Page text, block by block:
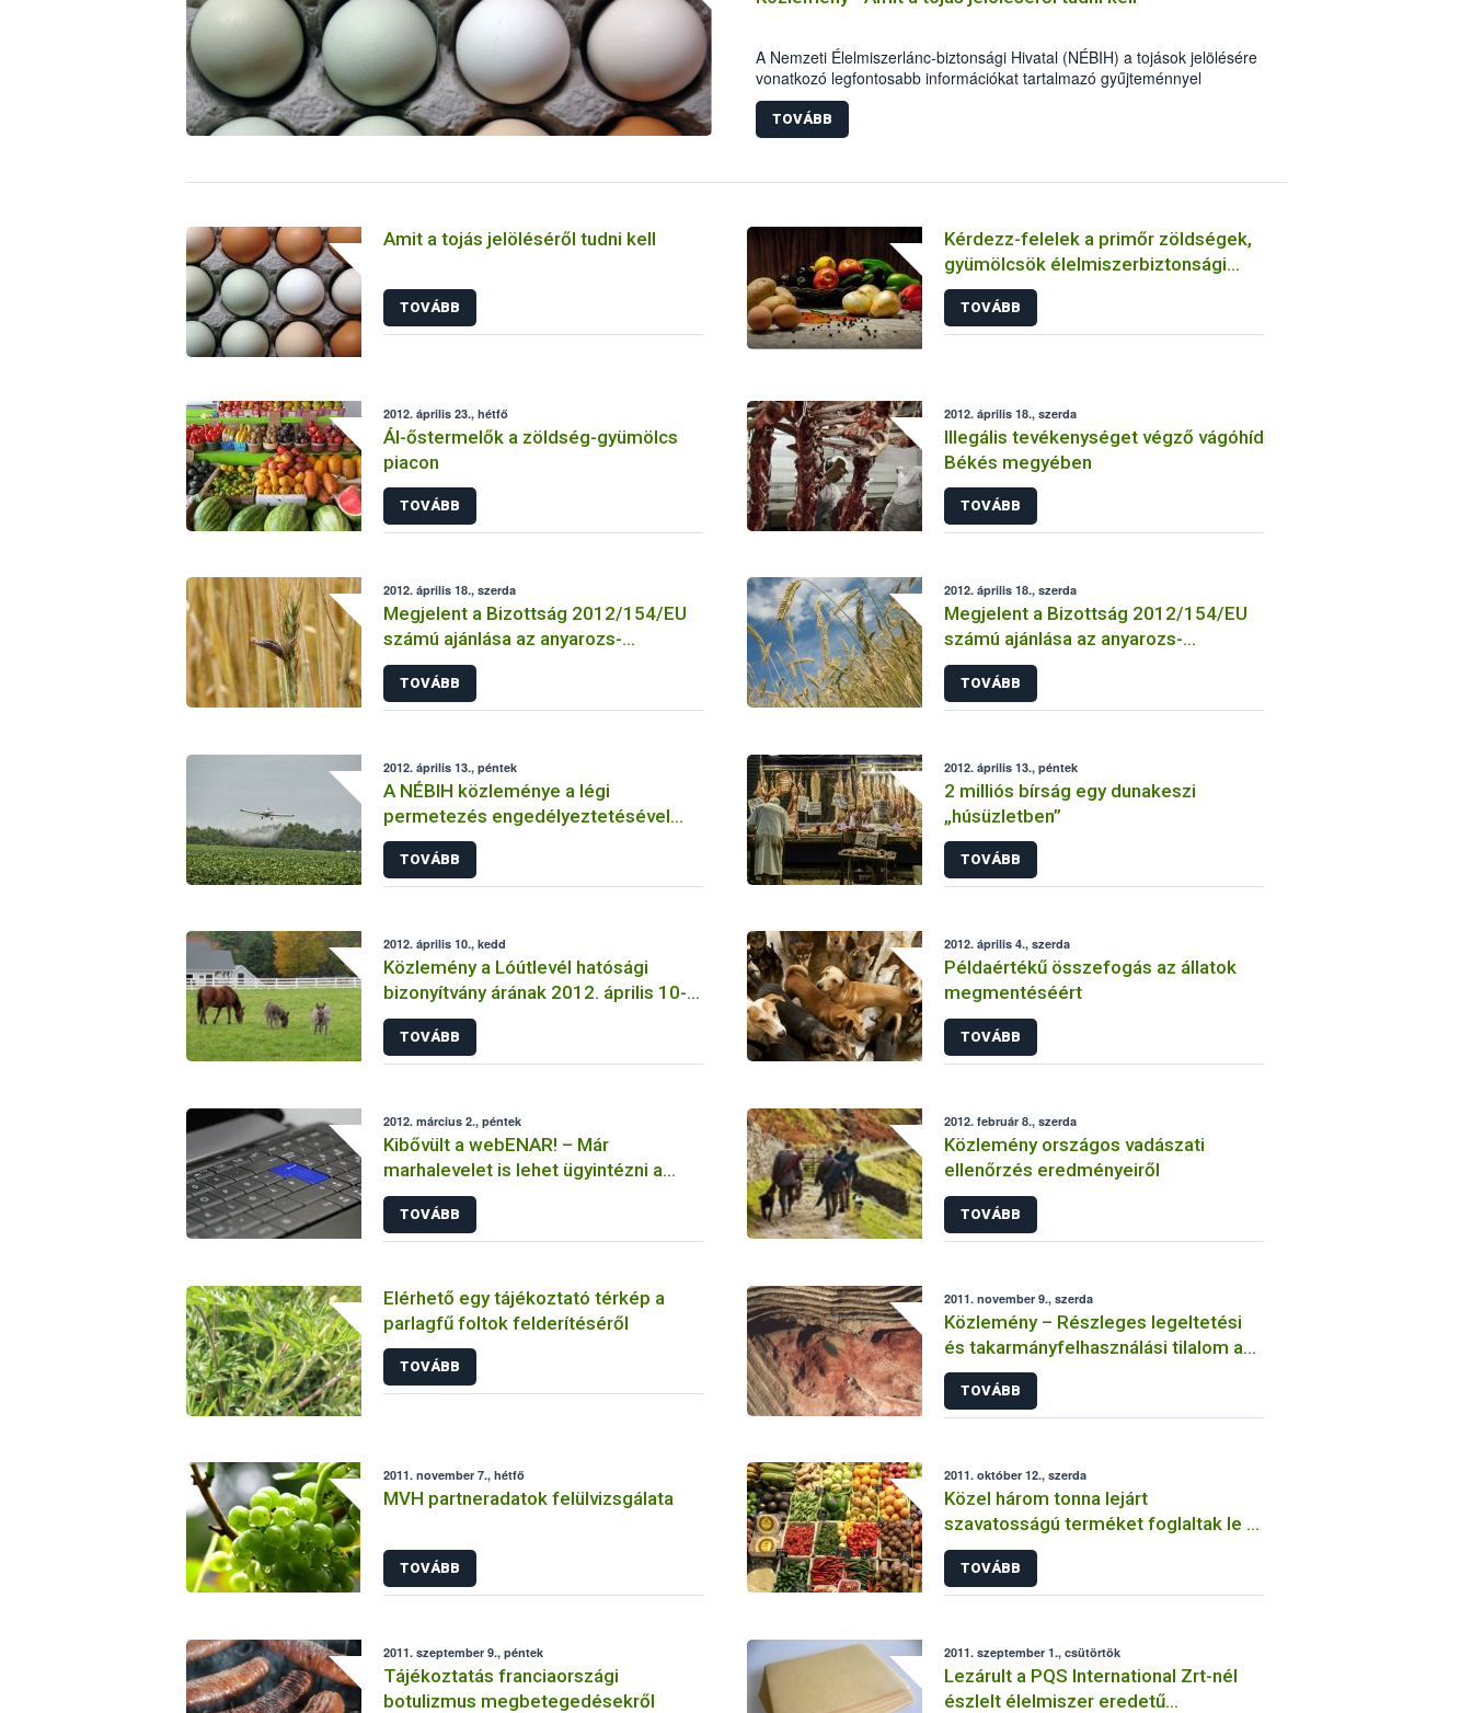
A Nemzeti Élelmiszerlánc-biztonsági Hivatal (NÉBIH) a tojások jelölésére
vonatkozó legfontosabb információkat tartalmazó gyűjteménnyel
bővítette tájékoztató kiadványainak sorát.
TOVÁBB
Amit a tojás jelöléséről tudni kell
TOVÁBB
Kérdezz-felelek a primőr zöldségek,
gyümölcsök élelmiszerbiztonsági
vonatkozásairól
TOVÁBB
2012. április 23., hétfő
Ál-őstermelők a zöldség-gyümölcs
piacon
TOVÁBB
2012. április 18., szerda
Illegális tevékenységet végző vágóhíd
Békés megyében
TOVÁBB
2012. április 18., szerda
Megjelent a Bizottság 2012/154/EU
számú ajánlása az anyarozs-
alkaloidokról
TOVÁBB
2012. április 18., szerda
Megjelent a Bizottság 2012/154/EU
számú ajánlása az anyarozs-
alkaloidokról
TOVÁBB
2012. április 13., péntek
A NÉBIH közleménye a légi
permetezés engedélyeztetésével
kapcsolatos átmeneti időszakról
TOVÁBB
2012. április 13., péntek
2 milliós bírság egy dunakeszi
„húsüzletben”
TOVÁBB
2012. április 10., kedd
Közlemény a Lóútlevél hatósági
bizonyítvány árának 2012. április 10-
től történő megváltozásáról
TOVÁBB
2012. április 4., szerda
Példaértékű összefogás az állatok
megmentéséért
TOVÁBB
2012. március 2., péntek
Kibővült a webENAR! – Már
marhalevelet is lehet ügyintézni a
webENAR-on!
TOVÁBB
2012. február 8., szerda
Közlemény országos vadászati
ellenőrzés eredményeiről
TOVÁBB
Elérhető egy tájékoztató térkép a
parlagfű foltok felderítéséről
TOVÁBB
2011. november 9., szerda
Közlemény – Részleges legeltetési
és takarmányfelhasználási tilalom a
vörösiszappal elöntött megyékben
TOVÁBB
2011. november 7., hétfő
MVH partneradatok felülvizsgálata
TOVÁBB
2011. október 12., szerda
Közel három tonna lejárt
szavatosságú terméket foglaltak le a
Nagybani Piacon
TOVÁBB
2011. szeptember 9., péntek
Tájékoztatás franciaországi
botulizmus megbetegedésekről
2011. szeptember 1., csütörtök
Lezárult a PQS International Zrt-nél
észlelt élelmiszer eredetű